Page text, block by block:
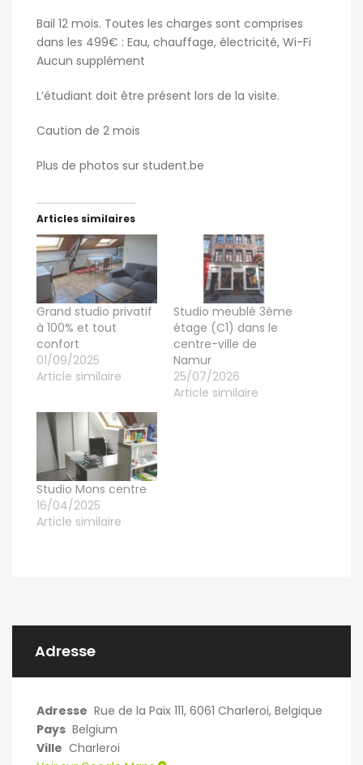
Bail 12 mois. Toutes les charges sont comprises
dans les 499€ : Eau, chauffage, électricité, Wi-Fi
Aucun supplément
L’étudiant doit être présent lors de la visite.
Caution de 2 mois
Plus de photos sur student.be
Articles similaires
Grand studio privatif
à 100% et tout
confort
01/09/2025
Article similaire
Studio meublé 3ème
étage (C1) dans le
centre-ville de
Namur
25/07/2026
Article similaire
Studio Mons centre
16/04/2025
Article similaire
Adresse
Adresse Rue de la Paix 111, 6061 Charleroi, Belgique
Pays Belgium
Ville Charleroi